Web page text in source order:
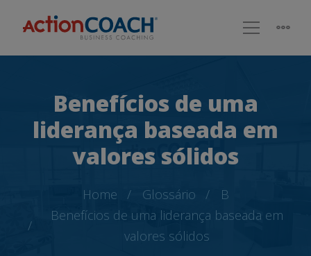
Benefícios de uma
liderança baseada em
valores sólidos
Home Glossário
B
Benefícios de uma liderança baseada em
valores sólidos